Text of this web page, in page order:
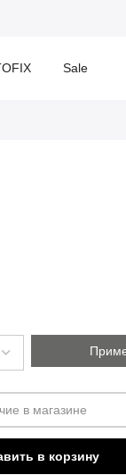
Sale
в магазине
в корзину